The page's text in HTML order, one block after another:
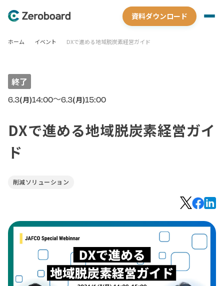
資料ダウンロード
ホーム イベント DXで進める地域脱炭素経営ガイド
終了
6.3(月)14:00〜6.3(月)15:00
DXで進める地域脱炭素経営ガイ
ド
削減ソリューション